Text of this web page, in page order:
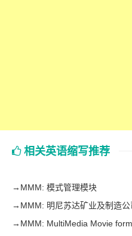
相关英语缩写推荐
→ MMM: 模式管理模块
→ MMM: 明尼苏达矿业及制造公
→ MMM: MultiMedia Movie